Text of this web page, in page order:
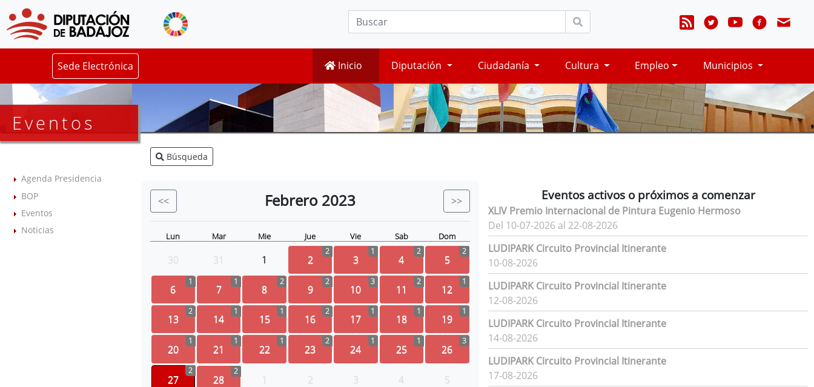
Sede Electrónica Inicio Diputación Ciudadanía Cultura Empleo Municipios
Eventos
Agenda Presidencia
BOP
Eventos
Noticias
Búsqueda
<< Febrero 2023 >>
Lun Mar Mie Jue Vie Sab Dom
30 31 1 2
2
3
1
4
2
5
2
6
1
7
1
8
2
9
2
10
3
11
2
12
1
13
2
14
1
15
1
16
2
17
1
18
1
19
1
20
1
21
1
22
1
23
2
24
1
25
1
26
3
27
2
28
2
1 2 3 4 5
Eventos activos o próximos a comenzar
XLIV Premio Internacional de Pintura Eugenio Hermoso
Del 10-07-2026 al 22-08-2026
LUDIPARK Circuito Provincial Itinerante
10-08-2026
LUDIPARK Circuito Provincial Itinerante
12-08-2026
LUDIPARK Circuito Provincial Itinerante
14-08-2026
LUDIPARK Circuito Provincial Itinerante
17-08-2026